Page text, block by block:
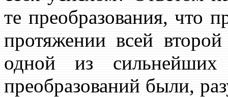
те преобразования, что
протяжении всей
одной из
преобразований были,